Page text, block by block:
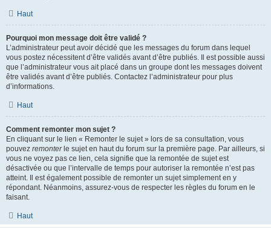
Haut
Pourquoi mon message doit être validé ?
L’administrateur peut avoir décidé que les messages du forum dans lequel
vous postez nécessitent d’être validés avant d’être publiés. Il est possible aussi
que l’administrateur vous ait placé dans un groupe dont les messages doivent
être validés avant d’être publiés. Contactez l’administrateur pour plus
d’informations.
Haut
Comment remonter mon sujet ?
En cliquant sur le lien « Remonter le sujet » lors de sa consultation, vous
pouvez remonterle sujet en haut du forum sur la première page. Par ailleurs, si
vous ne voyez pas ce lien, cela signifie que la remontée de sujet est
désactivée ou que l’intervalle de temps pour autoriser la remontée n’est pas
atteint. Il est également possible de remonter un sujet simplement en y
répondant. Néanmoins, assurez-vous de respecter les règles du forum en le
faisant.
Haut